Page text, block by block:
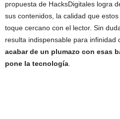
propuesta de HacksDigitales logra
sus contenidos, la calidad que
toque cercano con el lector. Sin
resulta indispensable para infinidad
acabar de un plumazo con esas
pone la tecnología